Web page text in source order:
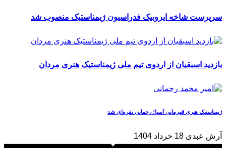
سرپرست شاخه ایروبیک فدراسیون ژیمناستیک منصوب شد
بازدید اسبقیان از اردوی تیم ملی ژیمناستیک هنری مردان
ژیمناستیک هنری قهرمانی آسیا؛ رحمانی نقره‌ای شد
آرش عبدی 18 خرداد 1404